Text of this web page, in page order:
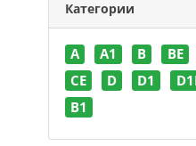
Категории
A A1 B BE
CE
D D1
В1